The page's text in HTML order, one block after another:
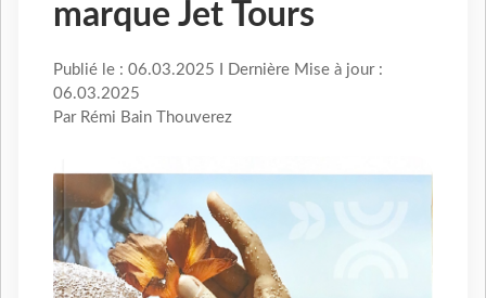
marque Jet Tours
Publié le : 06.03.2025 I Dernière Mise à jour :
06.03.2025
Par Rémi Bain Thouverez